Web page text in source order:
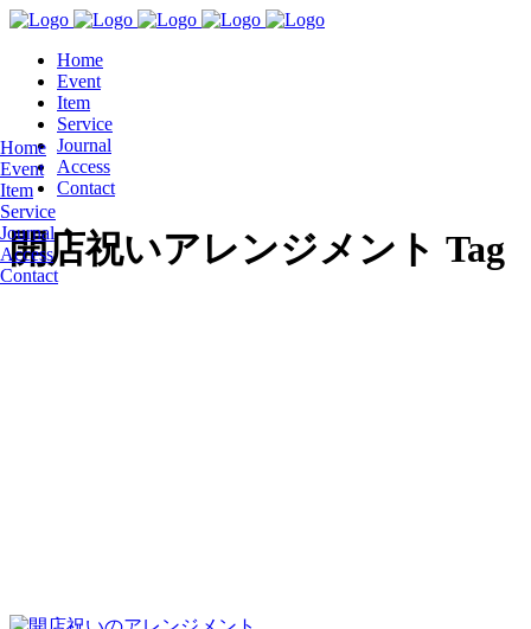
Home
Event
Item
Service
Journal
Access
Contact
Home
Event
Item
Service
Journal
Access
Contact
開店祝いアレンジメント Tag